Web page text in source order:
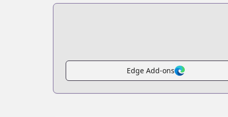
Edge Add-ons